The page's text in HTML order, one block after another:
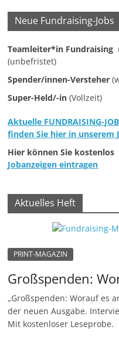
n
f
ü
r
S
o
i
l
M
a
e
t
n
g
Neue Fundraising-Jobs
Teamleiter*in Fundraising
(unbefristet)
Spender/innen-Versteher
Super-Held/-in (Vollzeit)
Aktuelle FUNDRAISING-
finden Sie hier in unserem
Hier können Sie kostenlos
Jobanzeigen eintragen
Aktuelles Heft
PRINT-MAGAZIN
Großspenden:
„Großspenden: Worauf es
der neuen Ausgabe.
Mit kostenloser Leseprobe.